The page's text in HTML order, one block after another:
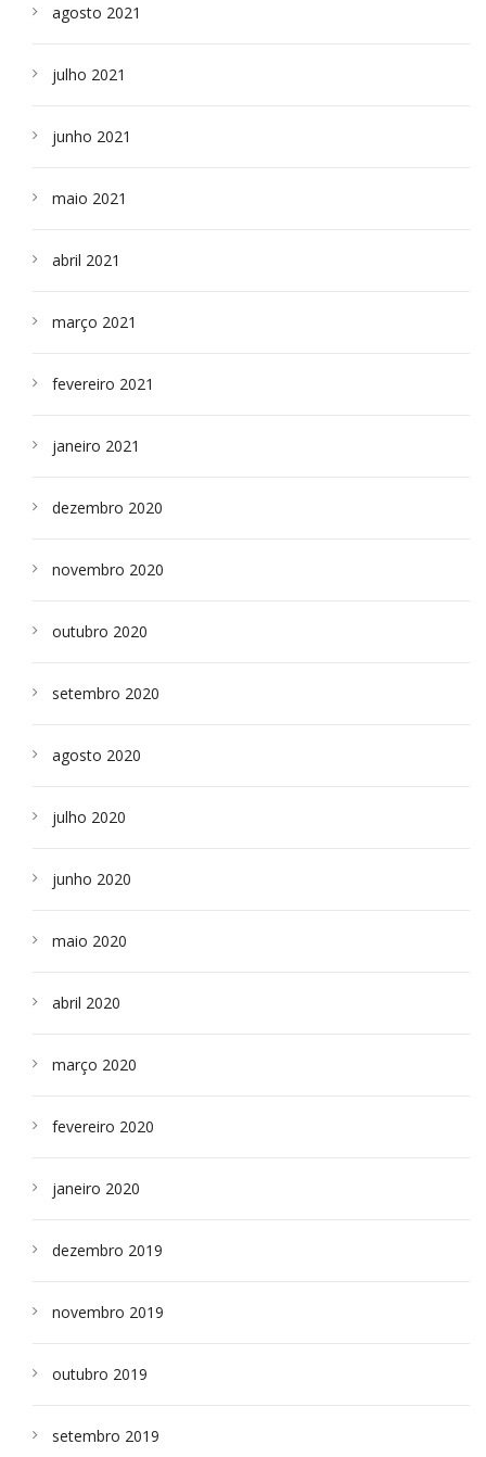
agosto 2021
julho 2021
junho 2021
maio 2021
abril 2021
março 2021
fevereiro 2021
janeiro 2021
dezembro 2020
novembro 2020
outubro 2020
setembro 2020
agosto 2020
julho 2020
junho 2020
maio 2020
abril 2020
março 2020
fevereiro 2020
janeiro 2020
dezembro 2019
novembro 2019
outubro 2019
setembro 2019